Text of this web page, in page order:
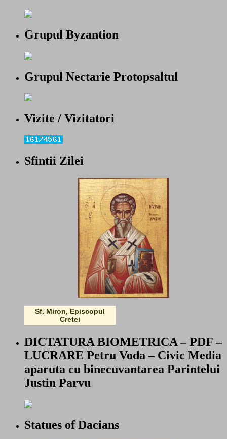
Grupul Byzantion
Grupul Nectarie Protopsaltul
Vizite / Vizitatori
Sfintii Zilei
Sf. Miron, Episcopul
Cretei
DICTATURA BIOMETRICA – PDF –
LUCRARE Petru Voda – Civic Media
aparuta cu binecuvantarea Parintelui
Justin Parvu
Statues of Dacians